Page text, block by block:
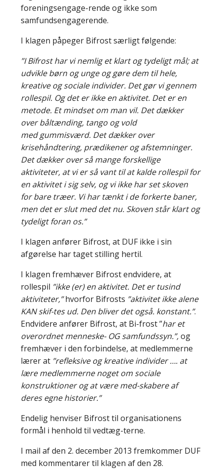
foreningsengage-rende og ikke som
samfundsengagerende.
I klagen påpeger Bifrost særligt følgende:
”I Bifrost har vi nemlig et klart og tydeligt mål; at
udvikle børn og unge og gøre dem til hele,
kreative og sociale individer. Det gør vi gennem
rollespil. Og det er ikke en aktivitet. Det er en
metode. Et mindset om man vil. Det dækker
over båltænding, tango og vold
med gummisværd. Det dækker over
krisehåndtering, prædikener og afstemninger.
Det dækker over så mange forskellige
aktiviteter, at vi er så vant til at kalde rollespil for
en aktivitet i sig selv, og vi ikke har set skoven
for bare træer. Vi har tænkt i de forkerte baner,
men det er slut med det nu. Skoven står klart og
tydeligt foran os.”
I klagen anfører Bifrost, at DUF ikke i sin
afgørelse har taget stilling hertil.
I klagen fremhæver Bifrost endvidere, at
rollespil ”ikke (er) en aktivitet. Det er tusind
aktiviteter,”hvorfor Bifrosts ”aktivitet ikke alene
KAN skif-tes ud. Den bliver det også. konstant.”.
Endvidere anfører Bifrost, at Bi-frost ”har et
overordnet menneske- OG samfundssyn.”,og
fremhæver i den forbindelse, at medlemmerne
lærer at ”refleksive og kreative individer …. at
lære medlemmerne noget om sociale
konstruktioner og at være med-skabere af
deres egne historier.”
Endelig henviser Bifrost til organisationens
formål i henhold til vedtæg-terne.
I mail af den 2. december 2013 fremkommer DUF
med kommentarer til klagen af den 28.